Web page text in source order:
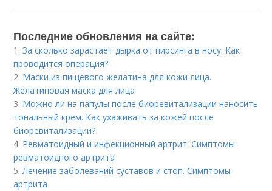
Последние обновления на сайте:
1.За сколько зарастает дырка от пирсинга в носу. Как
проводится операция?
2. Маски из пищевого желатина для кожи лица.
Желатиновая маска для лица
3. Можно ли на папулы после биоревитализации наносить
тональный крем. Как ухаживать за кожей после
биоревитализации?
4. Ревматоидный и инфекционный артрит. Симптомы
ревматоидного артрита
5.Лечение заболеваний суставов и стоп. Симптомы
артрита